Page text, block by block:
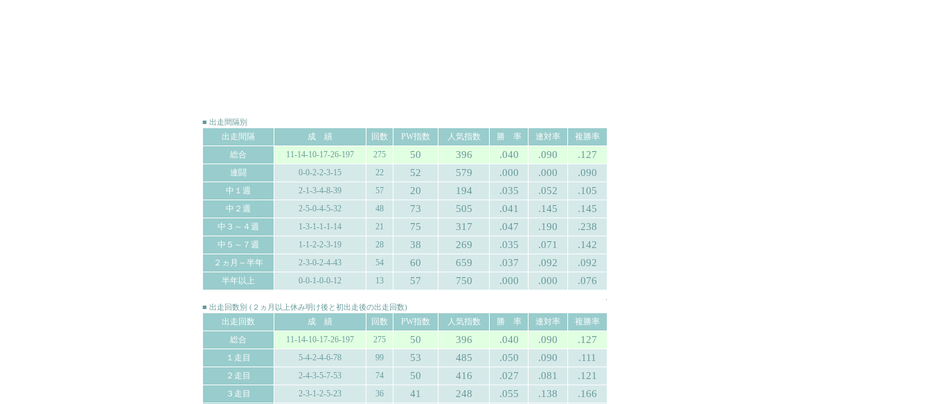
■ 出走間隔別
出走間隔 成 績 回数 PW指数 人気指数 勝 率 連対率
複勝率
総合
11-14-10-17-26-197 275 50 396 .040 .090 .127
連闘 0-0-2-2-3-15 22 52 579 .000 .000 .090
中１週 2-1-3-4-8-39 57 20 194 .035 .052 .105
中２週 2-5-0-4-5-32 48 73 505 .041 .145 .145
中３～４週 1-3-1-1-1-14 21 75 317 .047 .190 .238
中５～７週 1-1-2-2-3-19 28 38 269 .035 .071 .142
２ヵ月～半年 2-3-0-2-4-43 54 60 659 .037 .092 .092
半年以上 0-0-1-0-0-12 13 57 750 .000 .000 .076
.
■ 出走回数別 (２ヵ月以上休み明け後と初出走後の出走回数)
出走回数 成 績 回数 PW指数 人気指数 勝 率 連対率
複勝率
総合
11-14-10-17-26-197 275 50 396 .040 .090 .127
１走目 5-4-2-4-6-78 99 53 485 .050 .090 .111
２走目 2-4-3-5-7-53 74 50 416 .027 .081 .121
３走目 2-3-1-2-5-23 36 41 248 .055 .138 .166